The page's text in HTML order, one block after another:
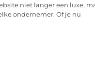
niet langer een luxe,
ondernemer. Of je nu